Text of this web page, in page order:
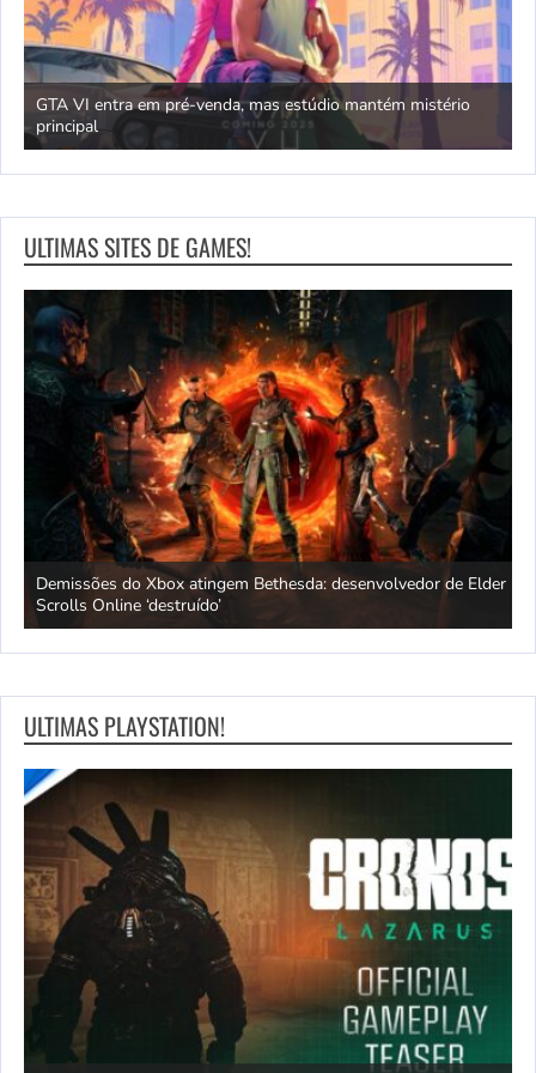
GTA VI entra em pré-venda, mas estúdio mantém mistério
principal
ULTIMAS SITES DE GAMES!
Demissões do Xbox atingem Bethesda: desenvolvedor de Elder
Scrolls Online ‘destruído’
ULTIMAS PLAYSTATION!